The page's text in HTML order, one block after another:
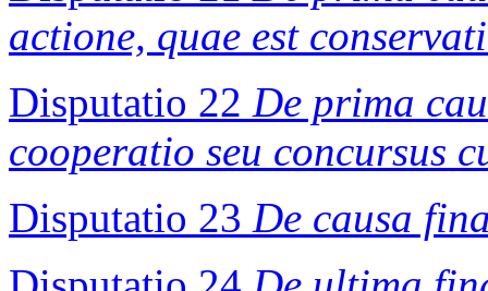
actione, quae est
Disputatio 22 De prima
cooperatio seu concursus
Disputatio 23 De causa